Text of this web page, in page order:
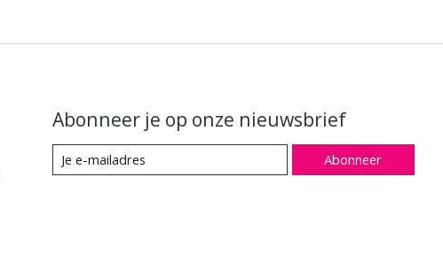
Abonneer je op onze nieuwsbrief
Abonneer